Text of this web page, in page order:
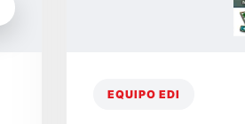
EQUIPO EDI